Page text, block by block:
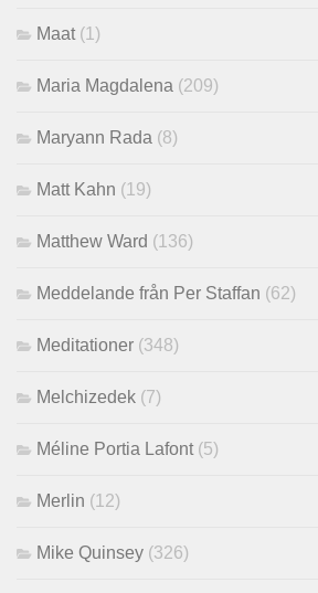
Maat (1)
Maria Magdalena (209)
Maryann Rada (8)
Matt Kahn (19)
Matthew Ward (136)
Meddelande från Per Staffan (62)
Meditationer (348)
Melchizedek (7)
Méline Portia Lafont (5)
Merlin (12)
Mike Quinsey (326)